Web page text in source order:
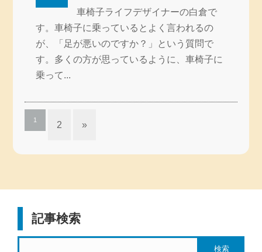
車椅子ライフデザイナーの白倉で
す。車椅子に乗っているとよく言われるの
が、「足が悪いのですか？」という質問で
す。多くの方が思っているように、車椅子に
乗って...
1 2 »
記事検索